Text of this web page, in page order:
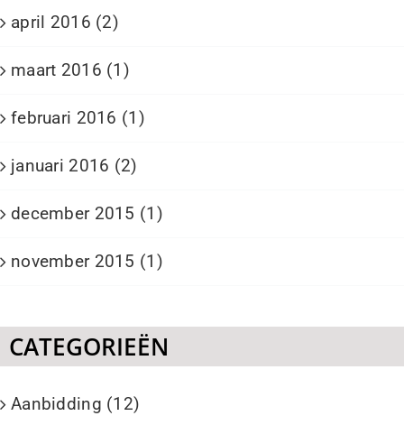
april 2016 (2)
maart 2016 (1)
februari 2016 (1)
januari 2016 (2)
december 2015 (1)
november 2015 (1)
CATEGORIEËN
Aanbidding (12)